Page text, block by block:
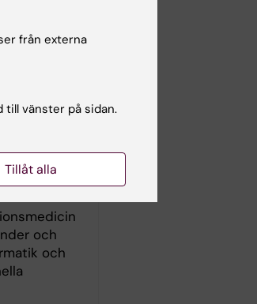
och
och
från externa
till vänster på sidan.
Tillåt alla